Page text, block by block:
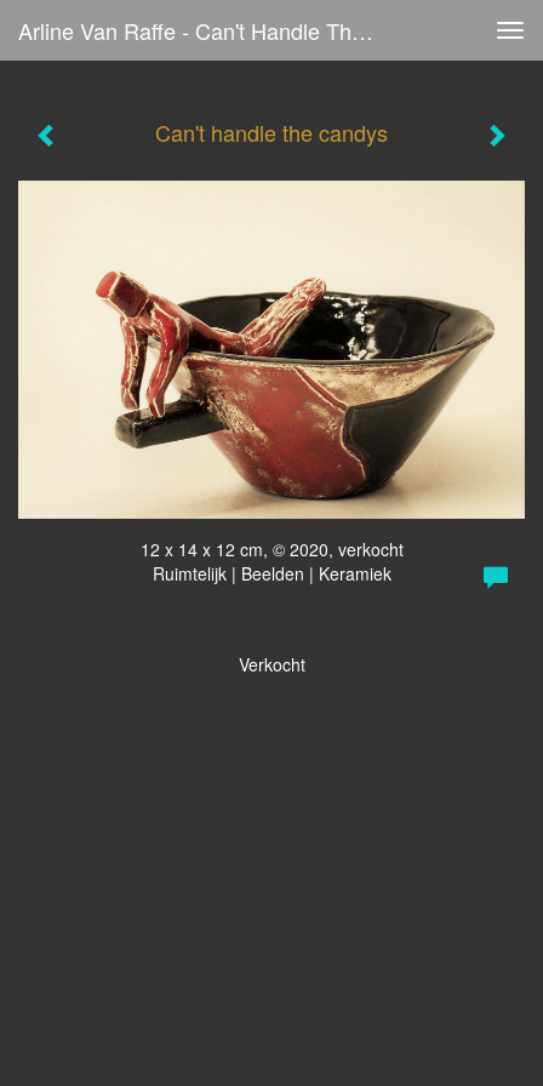
Arline Van Raffe - Can't Handle The Candys
Can't handle the candys
12 x 14 x 12 cm, © 2020, verkocht
Ruimtelijk | Beelden | Keramiek
Verkocht